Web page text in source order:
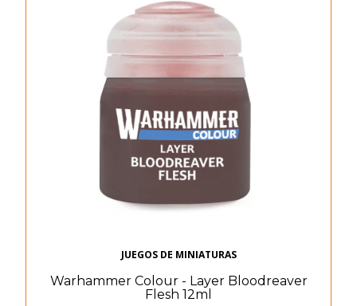
JUEGOS DE MINIATURAS
Warhammer Colour - Layer Bloodreaver
Flesh 12ml